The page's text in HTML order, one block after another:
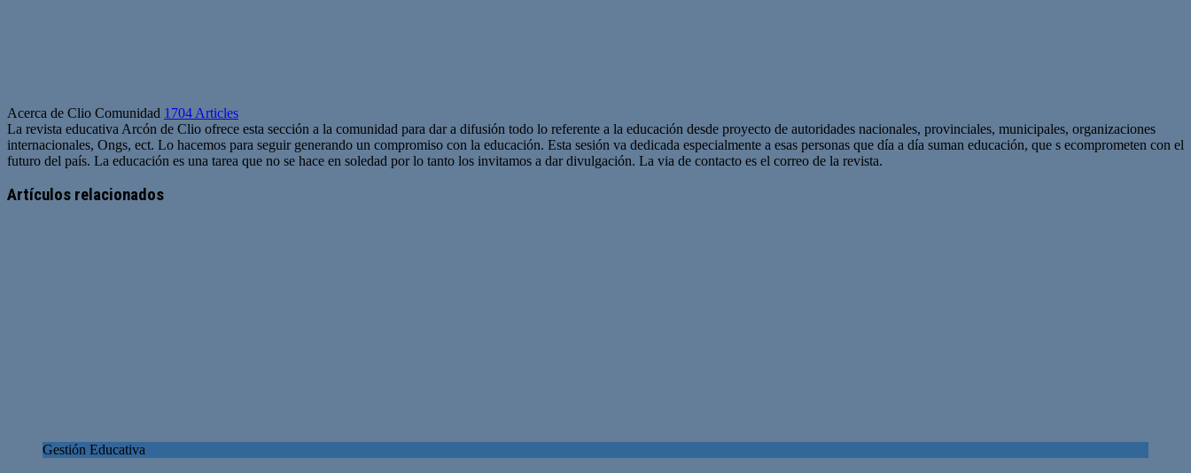
Acerca de Clio Comunidad 1704 Articles
La revista educativa Arcón de Clio ofrece esta sección a la comunidad para dar a difusión todo lo referente a la educación desde proyecto de autoridades nacionales, provinciales, municipales, organizaciones
internacionales, Ongs, ect. Lo hacemos para seguir generando un compromiso con la educación. Esta sesión va dedicada especialmente a esas personas que día a día suman educación, que s ecomprometen con el
futuro del país. La educación es una tarea que no se hace en soledad por lo tanto los invitamos a dar divulgación. La via de contacto es el correo de la revista.
web
Artículos relacionados
Gestión Educativa